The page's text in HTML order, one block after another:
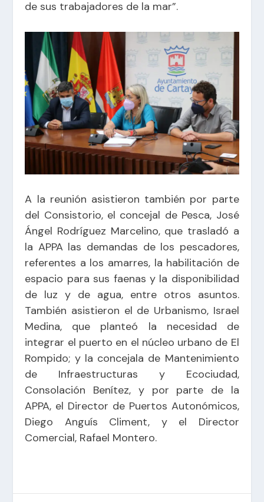
de sus trabajadores de la mar”.
A la reunión asistieron también por parte
del Consistorio, el concejal de Pesca, José
Ángel Rodríguez Marcelino, que trasladó a
la APPA las demandas de los pescadores,
referentes a los amarres, la habilitación de
espacio para sus faenas y la disponibilidad
de luz y de agua, entre otros asuntos.
También asistieron el de Urbanismo, Israel
Medina, que planteó la necesidad de
integrar el puerto en el núcleo urbano de El
Rompido; y la concejala de Mantenimiento
de Infraestructuras y Ecociudad,
Consolación Benítez, y por parte de la
APPA, el Director de Puertos Autonómicos,
Diego Anguís Climent, y el Director
Comercial, Rafael Montero.